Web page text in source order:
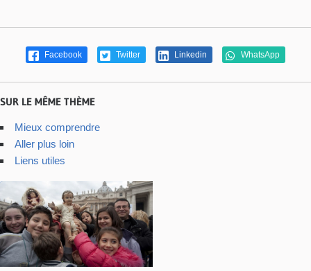
Facebook Twitter Linkedin WhatsApp
SUR LE MÊME THÈME
Mieux comprendre
Aller plus loin
Liens utiles